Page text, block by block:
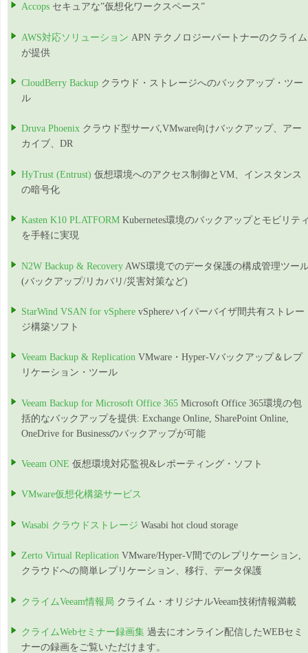
Accops セキュアな”仮想化ワークスペース”
AWS対応ソリューション APN テクノロジーパートナーのクライム
が提供
CloudBerry Backup クラウド・ストレージへのバックアップ・ツー
ル
Druva Phoenix クラウド型サーバ,VMware向けバックアップ、アー
カイブ、DR
HyTrust (Entrust) 仮想環境へのアクセス制御とVM、インスタンス
の暗号化
Kasten K10 PLATFORM Kubernetes環境のバックアップとモビリテ
を手軽に実現
N2W Backup & Recovery AWS環境でのデータ保護の構成管理ツー
(バックアップ/リカバリ/災害対策など)
StarWind VSAN for vSphere vSphereハイパーバイザ間共有ストレー
ジ構築ソフト
Veeam Backup & Replication VMware・Hyper-Vバックアップ＆レプ
リケーション・ツール
Veeam Backup for Microsoft Office 365 Microsoft Office 365環境の包
括的なバックアップを提供: Exchange Online, SharePoint Online,
OneDrive for Businessのバックアップが可能
Veeam ONE 仮想環境対応監視&レポーティング・ソフト
VMware仮想化構築サービス
Wasabi クラウドストレージ Wasabi hot cloud storage
Zerto Virtual Replication VMware/Hyper-V間でのレプリケーション,
クラウドへの簡単レプリケーション、移行、データ保護
クライムVeeam情報局 クライム・オリジナルVeeam技術情報満載
クライムWebセミナー録画集 過去にオンライン配信したWEBセミ
ナーの録画をご覧いただけます。